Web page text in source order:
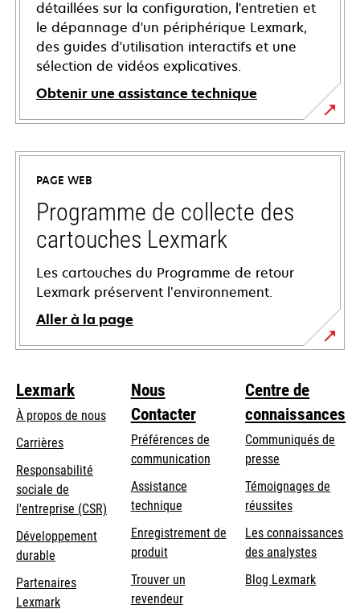
détaillées sur la configuration, l'entretien et
le dépannage d'un périphérique Lexmark,
des guides d'utilisation interactifs et une
sélection de vidéos explicatives.
Obtenir une assistance technique
s’ouvre
dans
nouvel
onglet
PAGE WEB
Programme de collecte des
cartouches Lexmark
Les cartouches du Programme de retour
Lexmark préservent l’environnement.
Aller à la page
Lexmark
À propos de nous
Carrières
s’ouvre
dans
un
nouvel
onglet
Responsabilité
sociale de
l'entreprise (CSR) s’ouvre
onglet
Développement
durable
Partenaires
Lexmark
Nous
Contacter
Préférences de
communication
s’ouvre
dans
un
nouvel
onglet
Assistance
techniques’ouvre
un
onglet
Enregistrement de
produit
Trouver un
revendeur
Centre de
connaissances
Communiqués de
presse
Témoignages de
réussites
Les connaissances
des analystes
Blog Lexmark